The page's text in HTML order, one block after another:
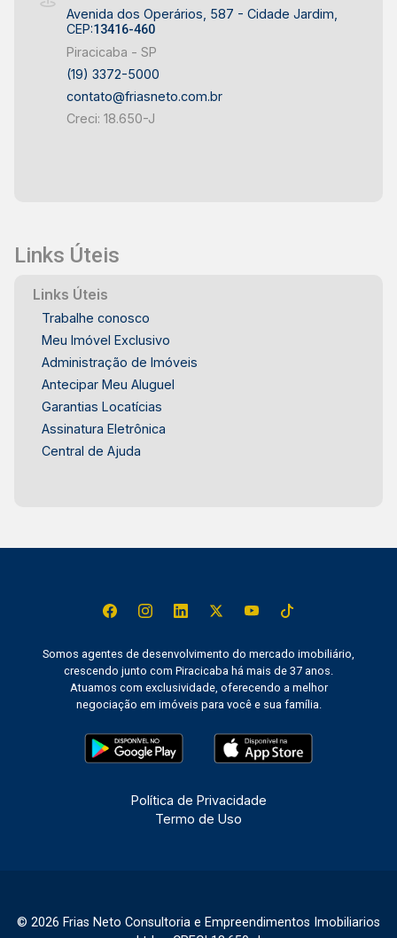
Empresas que precisam de espaço para
atendimento - Escritórios de diferentes segmentos
- Profissionais liberais - Empresas que valorizam
recepção e salas interligadas - Negócios que
buscam localização próxima ao Centro de
Piracicaba - Empresas que desejam estrutura
Avenida dos Operários, 587 - Cidade Jardim,
CEP:13416-460
Piracicaba - SP
(19) 3372-5000
contato@friasneto.com.br
Creci: 18.650-J
Links Úteis
Links Úteis
Trabalhe conosco
Meu Imóvel Exclusivo
Administração de Imóveis
Antecipar Meu Aluguel
Garantias Locatícias
Assinatura Eletrônica
Central de Ajuda
Somos agentes de desenvolvimento do mercado imobiliário,
crescendo junto com Piracicaba há mais de 37 anos.
Atuamos com exclusividade, oferecendo a melhor
negociação em imóveis para você e sua família.
Política de Privacidade
Termo de Uso
© 2026 Frias Neto Consultoria e Empreendimentos Imobiliarios